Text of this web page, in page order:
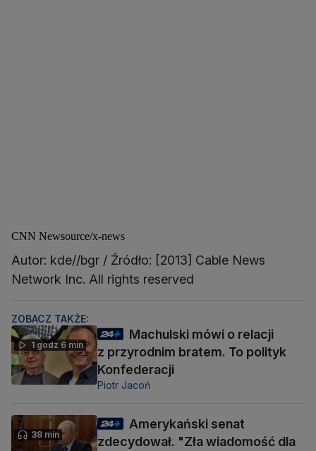
CNN Newsource/x-news
Autor: kde//bgr / Źródło: [2013] Cable News
Network Inc. All rights reserved
ZOBACZ TAKŻE:
1 godz 6 min
Machulski mówi o relacji
z przyrodnim bratem. To polityk
Konfederacji
Piotr Jacoń
38 min
Amerykański senat
zdecydował. "Zła wiadomość dla